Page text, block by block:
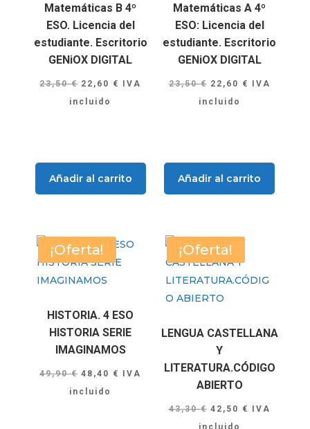
Matemáticas B 4º
ESO. Licencia del
estudiante. Escritorio
GENiOX DIGITAL
23,50€ El
precio
22,60 € El
IVA
incluido
Añadir al carrito
Matemáticas A 4º
ESO: Licencia del
estudiante. Escritorio
GENiOX DIGITAL
23,50€ El
precio
22,60 € El
IVA
incluido
Añadir al carrito
¡Oferta!
HISTORIA. 4 ESO
HISTORIA SERIE
IMAGINAMOS
49,90€ El
precio
48,40 € ElIVA
incluido
¡Oferta!
LENGUA CASTELLANA
Y
LITERATURA.CÓDIGO
ABIERTO
43,30€ El
precio
42,50 € ElIVA
incluido